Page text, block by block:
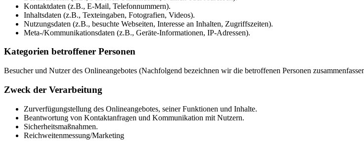
Kontaktdaten (z.B., E-Mail, Telefonnummern).
Inhaltsdaten (z.B., Texteingaben, Fotografien, Videos).
Nutzungsdaten (z.B., besuchte Webseiten, Interesse an Inhalten, Zugriffszeiten).
Meta-/Kommunikationsdaten (z.B., Geräte-Informationen, IP-Adressen).
Kategorien betroffener Personen
Besucher und Nutzer des Onlineangebotes (Nachfolgend bezeichnen wir die betroffenen Personen
Zweck der Verarbeitung
Zurverfügungstellung des Onlineangebotes, seiner Funktionen und Inhalte.
Beantwortung von Kontaktanfragen und Kommunikation mit Nutzern.
Sicherheitsmaßnahmen.
Reichweitenmessung/Marketing